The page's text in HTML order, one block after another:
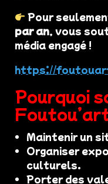
Pour
par an, vous
média engagé !
https://
Pourquoi
Maintenir un
Organiser
culturels.
Porter des